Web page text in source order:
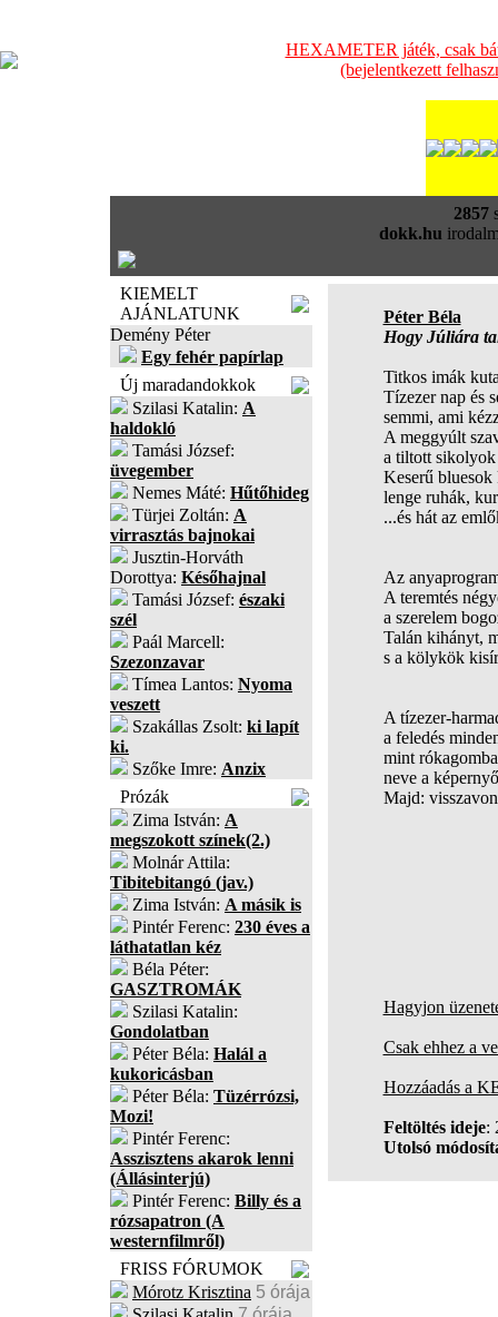
HEXAMETER játék, csak
(bejelentkezett
2857
dokk.hu
KIEMELT
AJÁNLATUNK
Demény Péter
Egy fehér papírlap
Új maradandokkok
Szilasi Katalin: A
haldokló
Tamási József:
üvegember
Nemes Máté: Hűtőhideg
Türjei Zoltán: A
virrasztás bajnokai
Jusztin-Horváth
Dorottya: Későhajnal
Tamási József: északi
szél
Paál Marcell:
Szezonzavar
Tímea Lantos: Nyoma
veszett
Szakállas Zsolt: ki lapít
ki.
Szőke Imre: Anzix
Prózák
Zima István: A
megszokott színek(2.)
Molnár Attila:
Tibitebitangó (jav.)
Zima István: A másik is
Pintér Ferenc: 230 éves a
láthatatlan kéz
Béla Péter:
GASZTROMÁK
Szilasi Katalin:
Gondolatban
Péter Béla: Halál a
kukoricásban
Péter Béla: Tüzérrózsi,
Mozi!
Pintér Ferenc:
Asszisztens akarok lenni
(Állásinterjú)
Pintér Ferenc: Billy és a
rózsapatron (A
westernfilmről)
FRISS FÓRUMOK
Mórotz Krisztina 5 órája
Péter Béla
Hogy Júliára
Titkos imák
Tízezer nap és
semmi, ami
A meggyúlt
a tiltott sikolyok
Keserű bluesok
lenge ruhák,
...és hát az
Az
A teremtés
a szerelem
Talán kihányt,
s a kölykök
A tízezer-
a feledés
mint
neve a
Majd:
Hagyjon
Csak ehhez a
Hozzáadás a
Feltöltés ideje:
Utolsó